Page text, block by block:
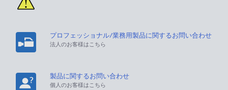
プロフェッショナル/業務用製品に関するお問い合わせ
法人のお客様はこちら
製品に関するお問い合わせ
個人のお客様はこちら